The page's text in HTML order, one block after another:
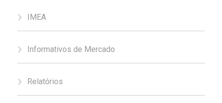
IMEA
Informativos de Mercado
Relatórios